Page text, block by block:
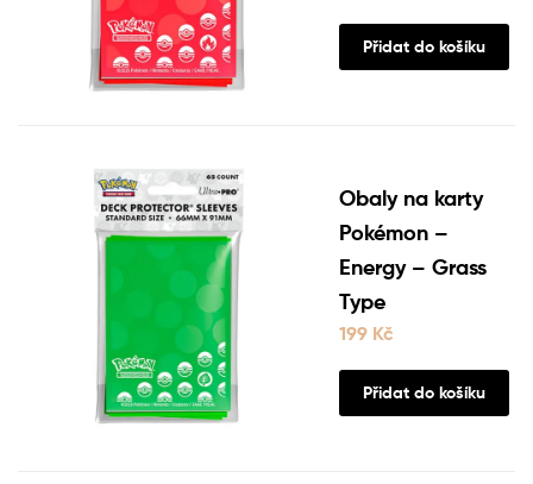
Přidat do košíku
Obaly na karty
Pokémon –
Energy – Grass
Type
199 Kč
Přidat do košíku